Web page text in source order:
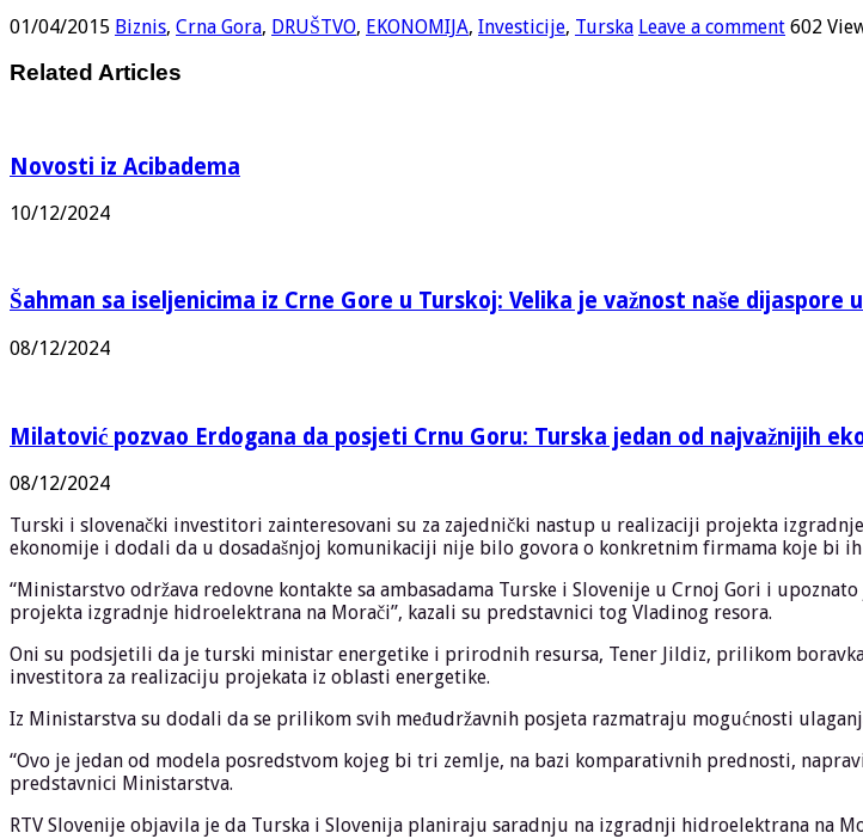
01/04/2015 Biznis, Crna Gora, DRUŠTVO, EKONOMIJA, Investicije, Turska Leave a comment 602
Related Articles
Novosti iz Acibadema
10/12/2024
Šahman sa iseljenicima iz Crne Gore u Turskoj: Velika je važnost naše
08/12/2024
Milatović pozvao Erdogana da posjeti Crnu Goru: Turska jedan od najvažnijih
08/12/2024
Turski i slovenački investitori zainteresovani su za zajednički nastup u realizaciji projekta
ekonomije i dodali da u dosadašnjoj komunikaciji nije bilo govora o konkretnim firmama koje bi ih
“Ministarstvo održava redovne kontakte sa ambasadama Turske i Slovenije u Crnoj Gori i
projekta izgradnje hidroelektrana na Morači”, kazali su predstavnici tog Vladinog resora.
Oni su podsjetili da je turski ministar energetike i prirodnih resursa, Tener Jildiz, prilikom
investitora za realizaciju projekata iz oblasti energetike.
Iz Ministarstva su dodali da se prilikom svih međudržavnih posjeta razmatraju mogućnosti
“Ovo je jedan od modela posredstvom kojeg bi tri zemlje, na bazi komparativnih prednosti,
predstavnici Ministarstva.
RTV Slovenije objavila je da Turska i Slovenija planiraju saradnju na izgradnji hidroelektrana na